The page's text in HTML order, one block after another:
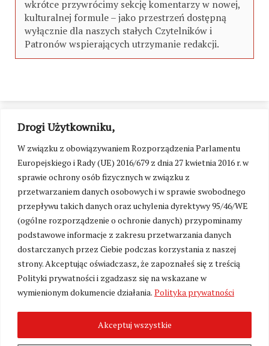
Drogi Użytkowniku,
W związku z obowiązywaniem Rozporządzenia Parlamentu
Europejskiego i Rady (UE) 2016/679 z dnia 27 kwietnia 2016 r. w
sprawie ochrony osób fizycznych w związku z
przetwarzaniem danych osobowych i w sprawie swobodnego
przepływu takich danych oraz uchylenia dyrektywy 95/46/WE
(ogólne rozporządzenie o ochronie danych) przypominamy
podstawowe informacje z zakresu przetwarzania danych
dostarczanych przez Ciebie podczas korzystania z naszej
strony. Akceptując oświadczasz, że zapoznałeś się z treścią
Polityki prywatności i zgadzasz się na wskazane w
wymienionym dokumencie działania. Polityka prywatności
Akceptuj wszystkie
wkrótce przywrócimy sekcję komentarzy w nowej,
kulturalnej formule – jako przestrzeń dostępną
wyłącznie dla naszych stałych Czytelników i
Patronów wspierających utrzymanie redakcji.
Zmień ustawienia cookies
2026. Wszelkie Prawa Zastrzeżone.
Polityka prywatności